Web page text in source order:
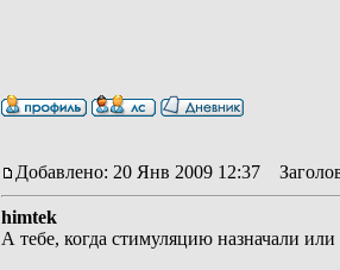
Добавлено: 20 Янв 2009 12:37
himtek
А тебе, когда стимуляцию назначали